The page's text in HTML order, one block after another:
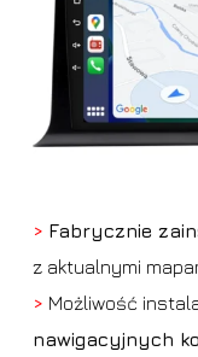
> Fabrycznie
z aktualnymi
> Możliwość
nawigacyjnych